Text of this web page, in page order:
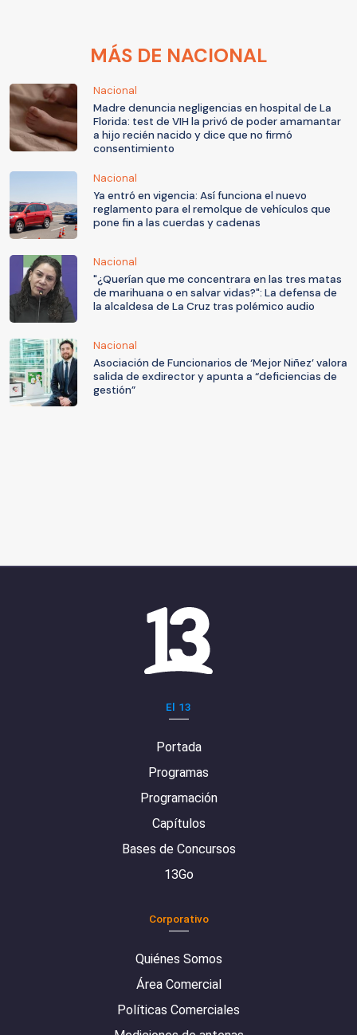
MÁS DE NACIONAL
Nacional
Madre denuncia negligencias en hospital de La
Florida: test de VIH la privó de poder amamantar
a hijo recién nacido y dice que no firmó
consentimiento
Nacional
Ya entró en vigencia: Así funciona el nuevo
reglamento para el remolque de vehículos que
pone fin a las cuerdas y cadenas
Nacional
"¿Querían que me concentrara en las tres matas
de marihuana o en salvar vidas?": La defensa de
la alcaldesa de La Cruz tras polémico audio
Nacional
Asociación de Funcionarios de ‘Mejor Niñez’ valora
salida de exdirector y apunta a “deficiencias de
gestión”
El 13
Portada
Programas
Programación
Capítulos
Bases de Concursos
13Go
Corporativo
Quiénes Somos
Área Comercial
Políticas Comerciales